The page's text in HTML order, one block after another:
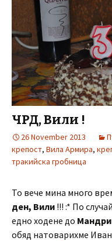
ЧРД, Вили !
26 November 2013
крепост, Вила Армира,
тракийска гробница
То вече мина много
ден, Вили !!! :* По
едно ходене до
обяд натоварихме